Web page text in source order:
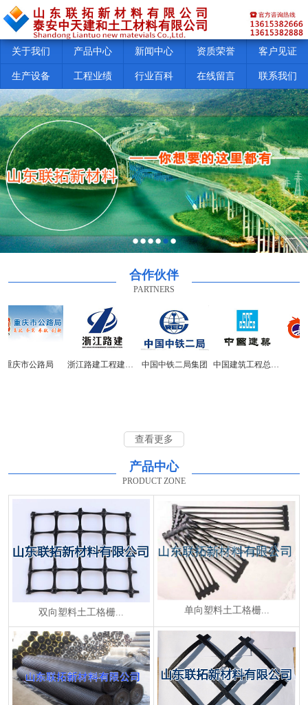
关于我们 产品中心 新闻中心 资质荣誉 客户见证
生产设备 工程业绩 行业百科 在线留言 联系我们
合作伙伴
PARTNERS
庆市公路局 浙江路建工程建设集团 中国中铁二局集团 中国建筑工程总公司
查看更多
产品中心
PRODUCT ZONE
双向塑料土工格栅... 单向塑料土工格栅...